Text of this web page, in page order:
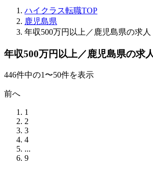
ハイクラス転職TOP
鹿児島県
年収500万円以上／鹿児島県の求人
年収500万円以上／鹿児島県の求
446件中の1〜50件を表示
前へ
1
2
3
4
...
9